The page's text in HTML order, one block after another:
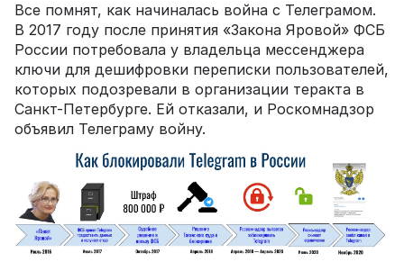
Все помнят, как начиналась война с Телеграмом.
В 2017 году после принятия «Закона Яровой» ФСБ
России потребовала у владельца мессенджера
ключи для дешифровки переписки пользователей,
которых подозревали в организации теракта в
Санкт-Петербурге. Ей отказали, и Роскомнадзор
объявил Телеграму войну.